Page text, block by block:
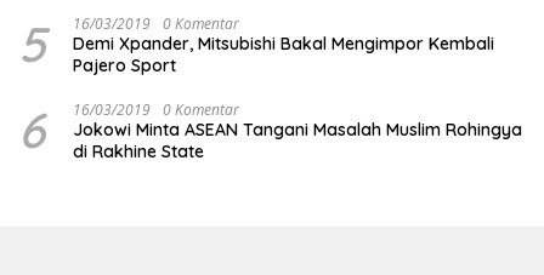
5 16/03/2019 0 Komentar
Demi Xpander, Mitsubishi Bakal Mengimpor Kembali
Pajero Sport
6 16/03/2019 0 Komentar
Jokowi Minta ASEAN Tangani Masalah Muslim Rohingya
di Rakhine State